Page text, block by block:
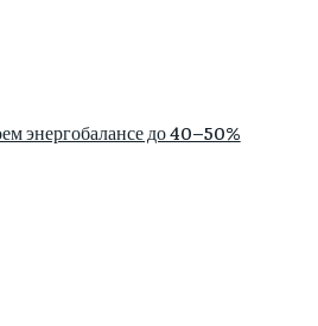
энергобалансе до 40–50%